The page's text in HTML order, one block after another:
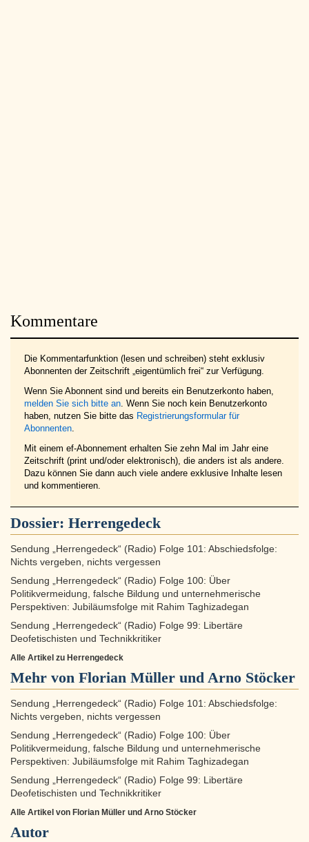
Kommentare
Die Kommentarfunktion (lesen und schreiben) steht exklusiv
Abonnenten der Zeitschrift „eigentümlich frei“ zur Verfügung.
Wenn Sie Abonnent sind und bereits ein Benutzerkonto haben,
melden Sie sich bitte an. Wenn Sie noch kein Benutzerkonto
haben, nutzen Sie bitte das Registrierungsformular für
Abonnenten.
Mit einem ef-Abonnement erhalten Sie zehn Mal im Jahr eine
Zeitschrift (print und/oder elektronisch), die anders ist als andere.
Dazu können Sie dann auch viele andere exklusive Inhalte lesen
und kommentieren.
Dossier: Herrengedeck
Sendung „Herrengedeck“ (Radio) Folge 101: Abschiedsfolge:
Nichts vergeben, nichts vergessen
Sendung „Herrengedeck“ (Radio) Folge 100: Über
Politikvermeidung, falsche Bildung und unternehmerische
Perspektiven: Jubiläumsfolge mit Rahim Taghizadegan
Sendung „Herrengedeck“ (Radio) Folge 99: Libertäre
Deofetischisten und Technikkritiker
Alle Artikel zu Herrengedeck
Mehr von Florian Müller und Arno Stöcker
Sendung „Herrengedeck“ (Radio) Folge 101: Abschiedsfolge:
Nichts vergeben, nichts vergessen
Sendung „Herrengedeck“ (Radio) Folge 100: Über
Politikvermeidung, falsche Bildung und unternehmerische
Perspektiven: Jubiläumsfolge mit Rahim Taghizadegan
Sendung „Herrengedeck“ (Radio) Folge 99: Libertäre
Deofetischisten und Technikkritiker
Alle Artikel von Florian Müller und Arno Stöcker
Autor